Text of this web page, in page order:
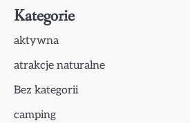
Kategorie
aktywna
atrakcje naturalne
Bez kategorii
camping